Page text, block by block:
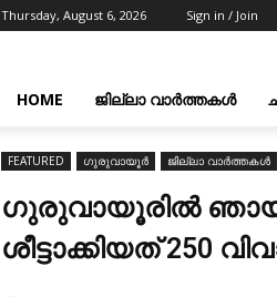
Thursday, August 6, 2026 Sign in / Join
HOME ജില്ലാ വാർത്തകൾ
FEATURED ഗുരുവായൂർ ജില്ലാ വാർത്തകൾ
ഗുരുവായൂരിൽ
ശീട്ടാക്കിയത് 250